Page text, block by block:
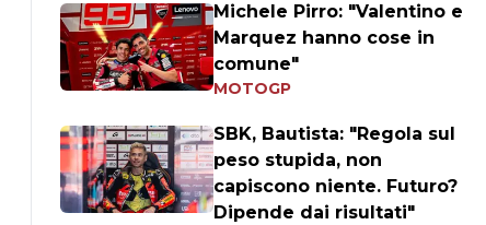
Michele Pirro: "Valentino e
Marquez hanno cose in
comune"
MOTOGP
SBK, Bautista: "Regola sul
peso stupida, non
capiscono niente. Futuro?
Dipende dai risultati"